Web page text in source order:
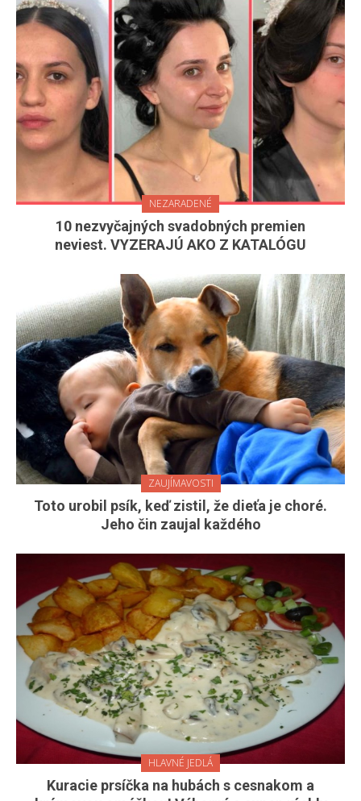
NEZARADENÉ
10 nezvyčajných svadobných premien
neviest. VYZERAJÚ AKO Z KATALÓGU
ZAUJÍMAVOSTI
Toto urobil psík, keď zistil, že dieťa je choré.
Jeho čin zaujal každého
HLAVNÉ JEDLÁ
Kuracie prsíčka na hubách s cesnakom a